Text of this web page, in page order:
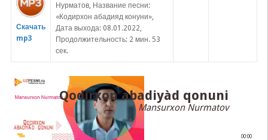
Скачать
mp3
Нурматов, Название песни:
«Кодирхон абадияд конуни»,
Дата выхода: 08.01.2022,
Продолжительность: 2 мин. 53
сек.
Qodirxon abadiyàd qonuni
Mansurxon Nurmatov
00:00